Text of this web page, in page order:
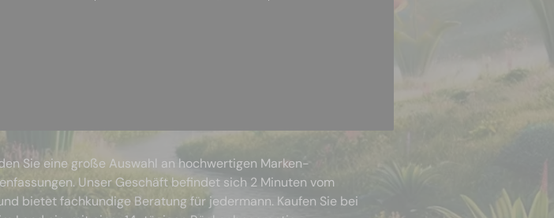
Sie eine große Auswahl an hochwertigen Marken-
Unser Geschäft befindet sich 2 Minuten vom
bietet fachkundige Beratung für jedermann. Kaufen Sie bei